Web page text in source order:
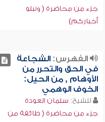
جزء من محاضرة ( ونبلو
أخباركم)
الفهرس:الشجاعة
في الحق والتحرر من
الأوهام , من الحيل:
الخوف الوهمي
للشيخ: سلمان العودة
جزء من محاضرة ( طائفة من